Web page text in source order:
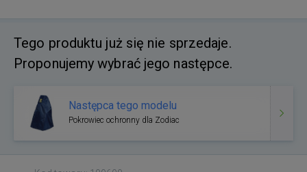
Tego produktu już się nie sprzedaje.
Proponujemy wybrać jego następce.
Następca tego modelu
Pokrowiec ochronny dla Zodiac